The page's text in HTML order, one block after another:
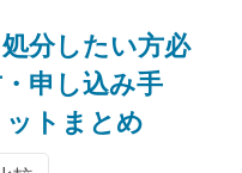
分したい方必
申し込み手
トまとめ